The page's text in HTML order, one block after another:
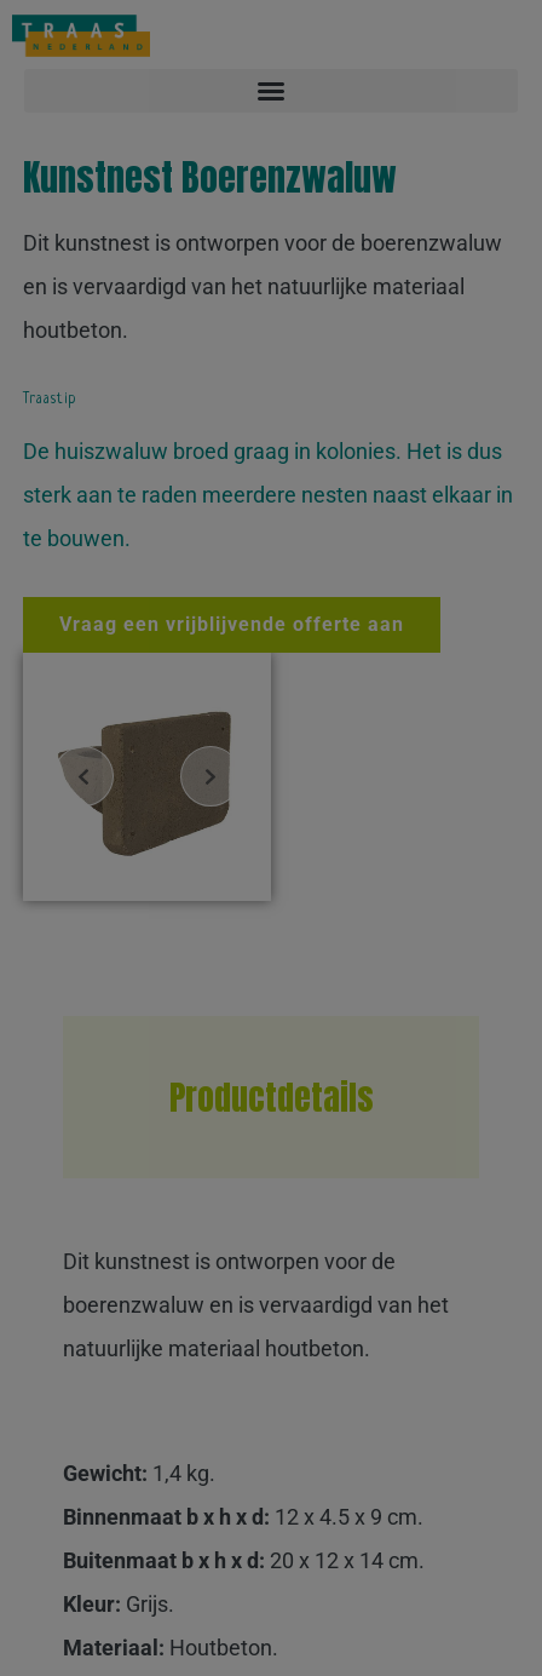
Overlast melden: 088-2212122
Kunstnest Boerenzwaluw
Dit kunstnest is ontworpen voor de boerenzwaluw
en is vervaardigd van het natuurlijke materiaal
houtbeton.
Traastip
De huiszwaluw broed graag in kolonies. Het is dus
sterk aan te raden meerdere nesten naast elkaar in
te bouwen.
Vraag een vrijblijvende offerte aan
Productdetails
Dit kunstnest is ontworpen voor de
boerenzwaluw en is vervaardigd van het
natuurlijke materiaal houtbeton.
Gewicht: 1,4 kg.
Binnenmaat b x h x d: 12 x 4.5 x 9 cm.
Buitenmaat b x h x d: 20 x 12 x 14 cm.
Kleur: Grijs.
Materiaal: Houtbeton.